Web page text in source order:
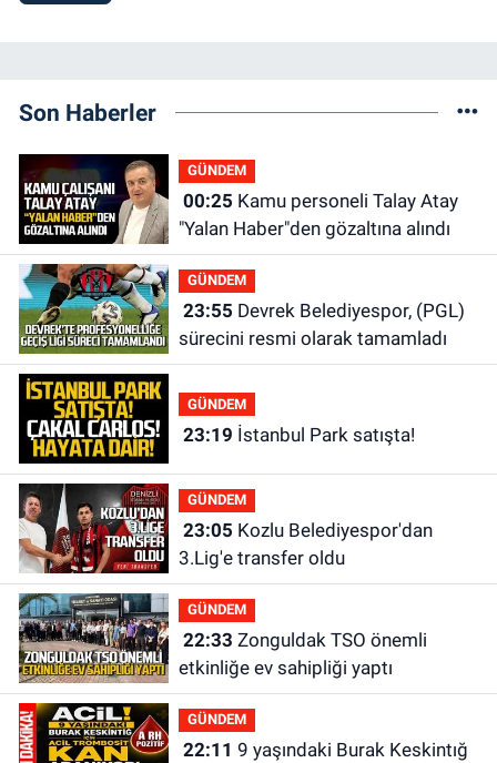
Son Haberler
GÜNDEM
00:25
"Yalan Haber"den gözaltına alındı
GÜNDEM
23:55
sürecini resmi olarak tamamladı
GÜNDEM
23:19 İstanbul Park satışta!
GÜNDEM
23:05
3.Lig'e transfer oldu
GÜNDEM
22:33
etkinliğe ev sahipliği yaptı
GÜNDEM
22:11